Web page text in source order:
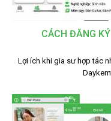
CÁCH ĐĂNG
Lợi ích khi gia sư hợp tác